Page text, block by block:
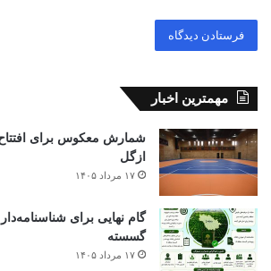
مهمترین اخبار
شمارش معکوس برای
ازگل
۱۷ مرداد ۱۴۰۵
گام نهایی برای
گسسته
۱۷ مرداد ۱۴۰۵